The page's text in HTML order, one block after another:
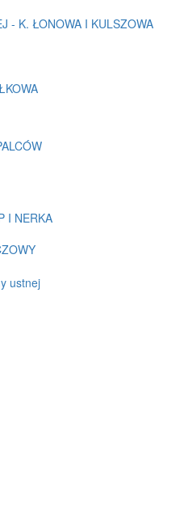
- K. ŁONOWA I KULSZOWA
I NERKA
ustnej